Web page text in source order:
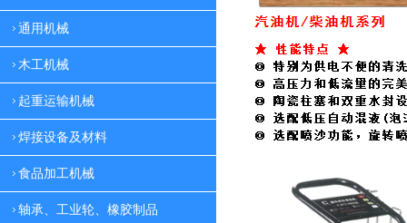
通用机械
木工机械
起重运输机械
焊接设备及材料
食品加工机械
轴承、工业轮、橡胶制品